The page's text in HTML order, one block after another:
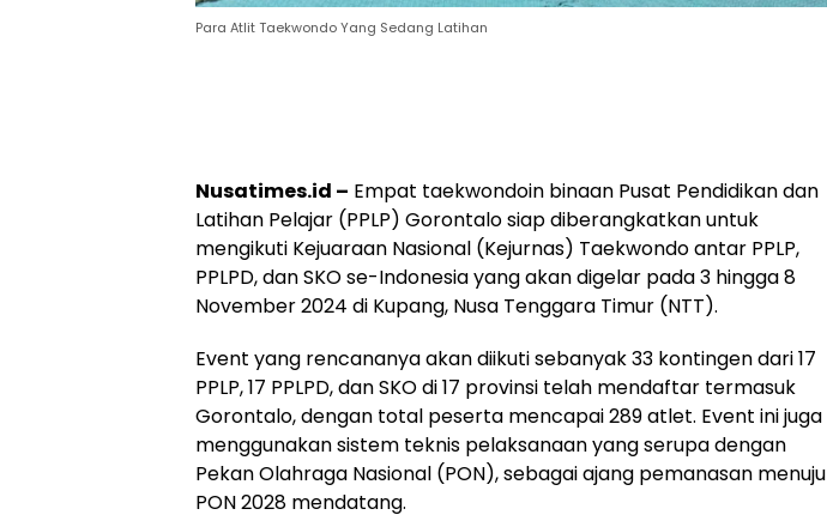
Para Atlit Taekwondo Yang Sedang Latihan
Nusatimes.id – Empat taekwondoin binaan Pusat Pendidikan dan
Latihan Pelajar (PPLP) Gorontalo siap diberangkatkan untuk
mengikuti Kejuaraan Nasional (Kejurnas) Taekwondo antar PPLP,
PPLPD, dan SKO se-Indonesia yang akan digelar pada 3 hingga 8
November 2024 di Kupang, Nusa Tenggara Timur (NTT).
Event yang rencananya akan diikuti sebanyak 33 kontingen dari 17
PPLP, 17 PPLPD, dan SKO di 17 provinsi telah mendaftar termasuk
Gorontalo, dengan total peserta mencapai 289 atlet. Event ini juga
menggunakan sistem teknis pelaksanaan yang serupa dengan
Pekan Olahraga Nasional (PON), sebagai ajang pemanasan menuju
PON 2028 mendatang.